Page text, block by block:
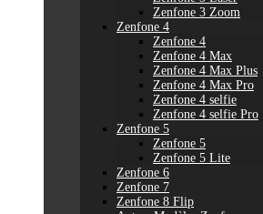
Zenfone 3 Zoom
Zenfone 4
Zenfone 4
Zenfone 4 Max
Zenfone 4 Max Plus
Zenfone 4 Max Pro
Zenfone 4 selfie
Zenfone 4 selfie Pro
Zenfone 5
Zenfone 5
Zenfone 5 Lite
Zenfone 6
Zenfone 7
Zenfone 8 Flip